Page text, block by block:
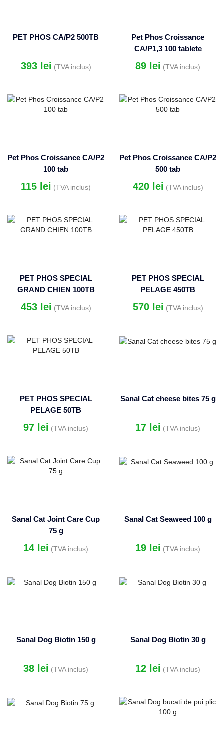
PET PHOS CA/P2 500TB
393 lei (TVA inclus)
Pet Phos Croissance
CA/P1,3 100 tablete
89 lei (TVA inclus)
Pet Phos Croissance CA/P2
100 tab
115 lei (TVA inclus)
Pet Phos Croissance CA/P2
500 tab
420 lei (TVA inclus)
PET PHOS SPECIAL
GRAND CHIEN 100TB
453 lei (TVA inclus)
PET PHOS SPECIAL
PELAGE 450TB
570 lei (TVA inclus)
PET PHOS SPECIAL
PELAGE 50TB
97 lei (TVA inclus)
Sanal Cat cheese bites 75 g
17 lei (TVA inclus)
Sanal Cat Joint Care Cup
75 g
14 lei (TVA inclus)
Sanal Cat Seaweed 100 g
19 lei (TVA inclus)
Sanal Dog Biotin 150 g
38 lei (TVA inclus)
Sanal Dog Biotin 30 g
12 lei (TVA inclus)